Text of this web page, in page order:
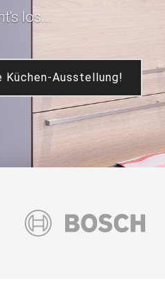
los...
Küchen-Ausstellung!